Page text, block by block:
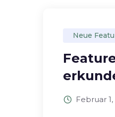
Neue
Februar